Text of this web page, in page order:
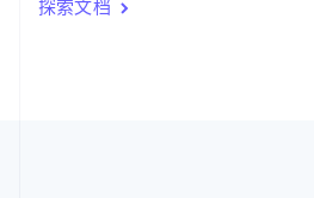
探索文档
English